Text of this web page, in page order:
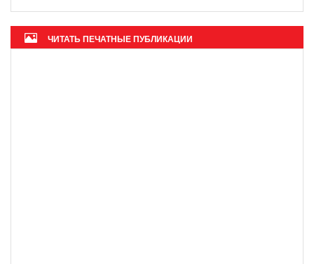
Журнал ОАЭ назвал Фукуок «глобальным
туристическим центром» 2026 года